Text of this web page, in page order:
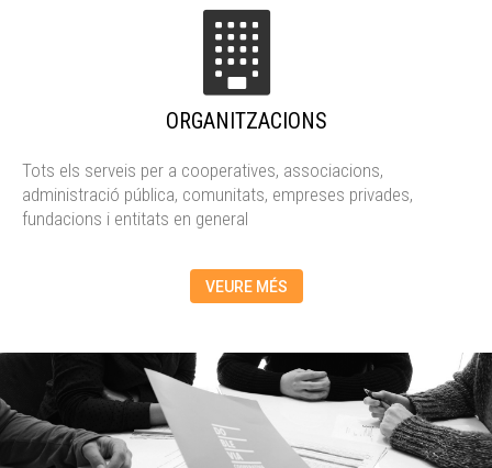
ORGANITZACIONS
Tots els serveis per a cooperatives, associacions,
administració pública, comunitats, empreses privades,
fundacions i entitats en general
VEURE MÉS